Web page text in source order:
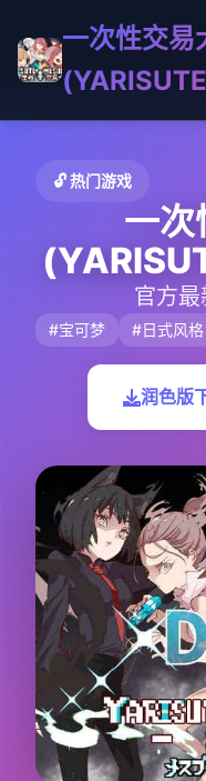
一次性交易
🔓 热门游戏
一次
官方
#宝可梦 #日式风格
润色版